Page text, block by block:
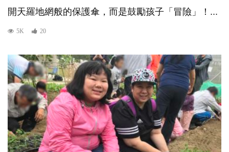
開天羅地網般的保護傘，而是鼓勵孩子「冒險」！...
5K 20